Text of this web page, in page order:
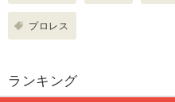
プロレス
ランキング